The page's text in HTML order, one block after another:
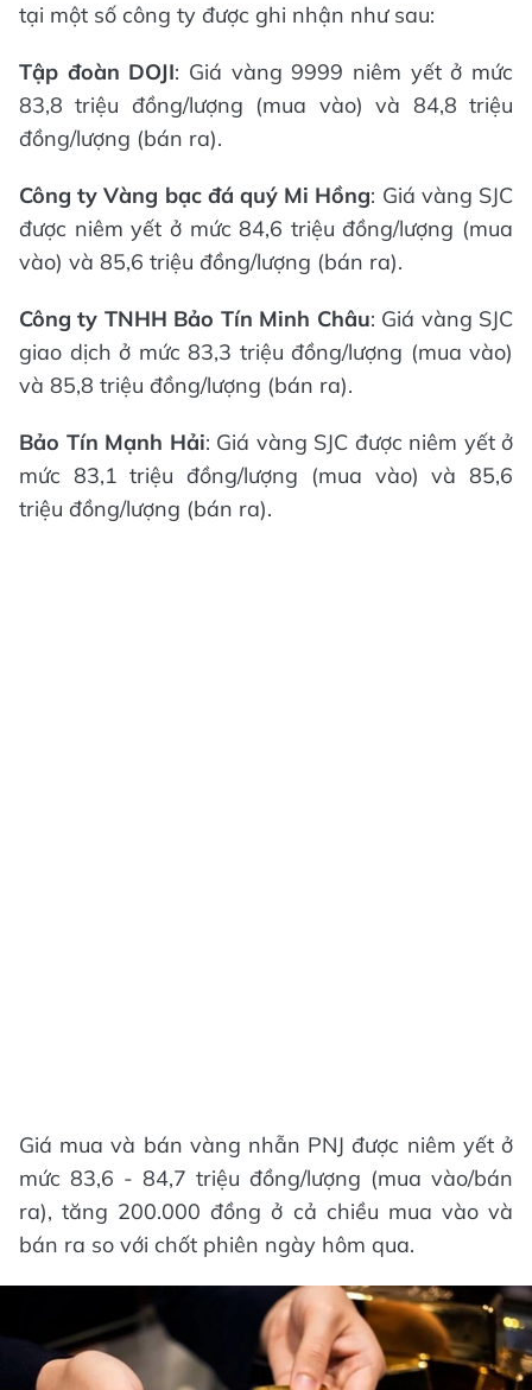
tại một số công ty được ghi nhận như sau:
Tập đoàn DOJI: Giá vàng 9999 niêm yết ở mức
83,8 triệu đồng/lượng (mua vào) và 84,8 triệu
đồng/lượng (bán ra).
Công ty Vàng bạc đá quý Mi Hồng: Giá vàng SJC
được niêm yết ở mức 84,6 triệu đồng/lượng (mua
vào) và 85,6 triệu đồng/lượng (bán ra).
Công ty TNHH Bảo Tín Minh Châu: Giá vàng SJC
giao dịch ở mức 83,3 triệu đồng/lượng (mua vào)
và 85,8 triệu đồng/lượng (bán ra).
Bảo Tín Mạnh Hải: Giá vàng SJC được niêm yết ở
mức 83,1 triệu đồng/lượng (mua vào) và 85,6
triệu đồng/lượng (bán ra).
Giá mua và bán vàng nhẫn PNJ được niêm yết ở
mức 83,6 - 84,7 triệu đồng/lượng (mua vào/bán
ra), tăng 200.000 đồng ở cả chiều mua vào và
bán ra so với chốt phiên ngày hôm qua.